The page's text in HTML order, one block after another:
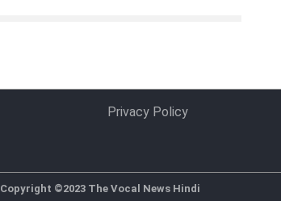
Privacy Policy
Copyright ©2023 The Vocal News Hindi